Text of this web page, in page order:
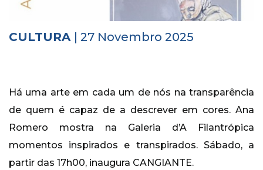
CULTURA | 27 Novembro 2025
Há uma arte em cada um de nós na transparência
de quem é capaz de a descrever em cores. Ana
Romero mostra na Galeria d’A Filantrópica
momentos inspirados e transpirados. Sábado, a
partir das 17h00, inaugura CANGIANTE.